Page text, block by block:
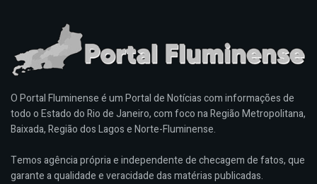
O Portal Fluminense é um Portal de Notícias com informações de
todo o Estado do Rio de Janeiro, com foco na Região Metropolitana,
Baixada, Região dos Lagos e Norte-Fluminense.
Temos agência própria e independente de checagem de fatos, que
garante a qualidade e veracidade das matérias publicadas.